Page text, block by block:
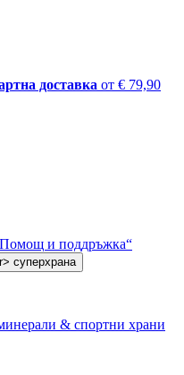
доставка от € 79,90
и поддръжка“
& спортни храни